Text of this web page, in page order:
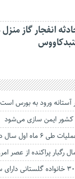
انفجار گاز
ورود به بورس است
سال در گلستان
رگبار پراکنده از عصر